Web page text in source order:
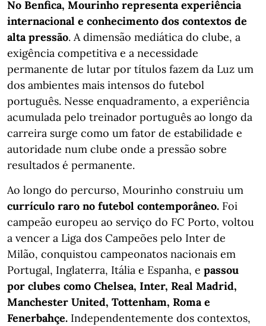
No Benfica, Mourinho representa experiência
internacional e conhecimento dos contextos de
alta pressão. A dimensão mediática do clube, a
exigência competitiva e a necessidade
permanente de lutar por títulos fazem da Luz um
dos ambientes mais intensos do futebol
português. Nesse enquadramento, a experiência
acumulada pelo treinador português ao longo da
carreira surge como um fator de estabilidade e
autoridade num clube onde a pressão sobre
resultados é permanente.
Ao longo do percurso, Mourinho construiu um
currículo raro no futebol contemporâneo. Foi
campeão europeu ao serviço do FC Porto, voltou
a vencer a Liga dos Campeões pelo Inter de
Milão, conquistou campeonatos nacionais em
Portugal, Inglaterra, Itália e Espanha, e passou
por clubes como Chelsea, Inter, Real Madrid,
Manchester United, Tottenham, Roma e
Fenerbahçe. Independentemente dos contextos,